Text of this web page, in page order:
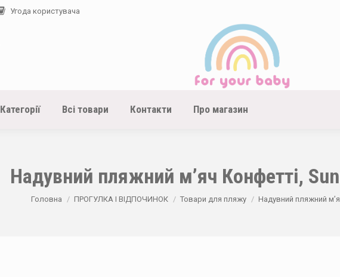
Угода користувача
Категорії Всі товари Контакти Про магазин
Надувний пляжний м’яч Конфетті,
You are here:
Головна ПРОГУЛКА І ВІДПОЧИНОК Товари для пляжу Надувний пляжний